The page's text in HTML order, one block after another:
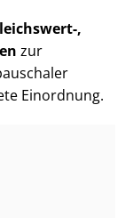
,
zur
Einordnung.